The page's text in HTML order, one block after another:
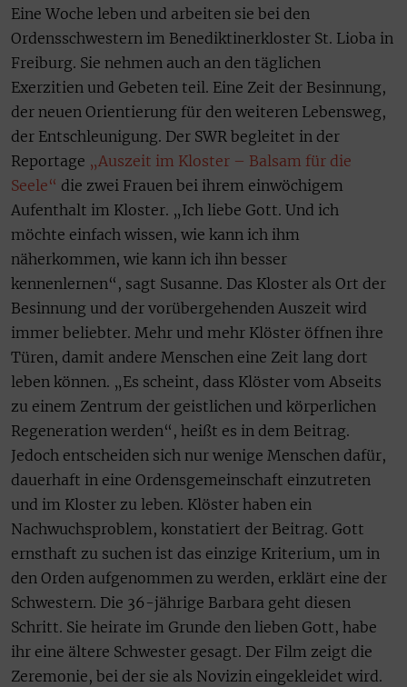
Eine Woche leben und arbeiten sie bei den
Ordensschwestern im Benediktinerkloster St. Lioba in
Freiburg. Sie nehmen auch an den täglichen
Exerzitien und Gebeten teil. Eine Zeit der Besinnung,
der neuen Orientierung für den weiteren Lebensweg,
der Entschleunigung. Der SWR begleitet in der
Reportage „Auszeit im Kloster – Balsam für die
Seele“ die zwei Frauen bei ihrem einwöchigem
Aufenthalt im Kloster. „Ich liebe Gott. Und ich
möchte einfach wissen, wie kann ich ihm
näherkommen, wie kann ich ihn besser
kennenlernen“, sagt Susanne. Das Kloster als Ort der
Besinnung und der vorübergehenden Auszeit wird
immer beliebter. Mehr und mehr Klöster öffnen ihre
Türen, damit andere Menschen eine Zeit lang dort
leben können. „Es scheint, dass Klöster vom Abseits
zu einem Zentrum der geistlichen und körperlichen
Regeneration werden“, heißt es in dem Beitrag.
Jedoch entscheiden sich nur wenige Menschen dafür,
dauerhaft in eine Ordensgemeinschaft einzutreten
und im Kloster zu leben. Klöster haben ein
Nachwuchsproblem, konstatiert der Beitrag. Gott
ernsthaft zu suchen ist das einzige Kriterium, um in
den Orden aufgenommen zu werden, erklärt eine der
Schwestern. Die 36-jährige Barbara geht diesen
Schritt. Sie heirate im Grunde den lieben Gott, habe
ihr eine ältere Schwester gesagt. Der Film zeigt die
Zeremonie, bei der sie als Novizin eingekleidet wird.